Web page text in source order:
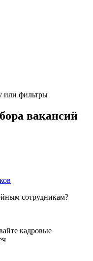
или фильтры
вакансий
сотрудникам?
кадровые